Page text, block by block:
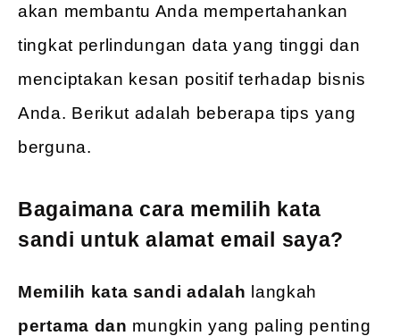
akan membantu Anda mempertahankan
tingkat perlindungan data yang tinggi dan
menciptakan kesan positif terhadap bisnis
Anda. Berikut adalah beberapa tips yang
berguna.
Bagaimana cara memilih kata
sandi untuk alamat email saya?
Memilih kata sandi adalah langkah
pertama dan mungkin yang paling penting